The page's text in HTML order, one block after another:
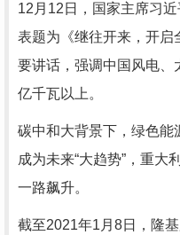
12月12日，国家主席习
表题为《继往开来，开启
要讲话，强调中国风电、
亿千瓦以上。
碳中和大背景下，绿色能
成为未来“大趋势”，重大
一路飙升。
截至2021年1月8日，隆